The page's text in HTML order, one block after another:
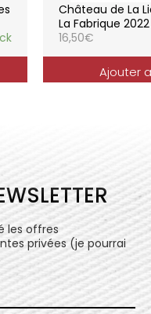
Château de La
La Fabrique 2022
16,50€
Ajouter
les offres
privées (je pourrai